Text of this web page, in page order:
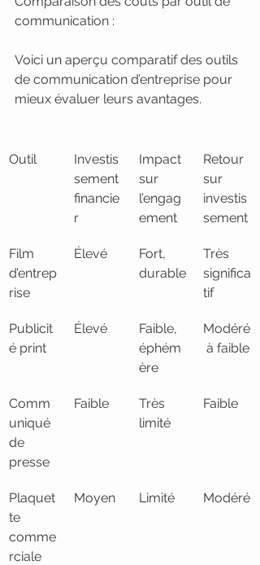
communication :
Voici un aperçu comparatif des outils
de communication d’entreprise pour
mieux évaluer leurs avantages.
Outil
Investis
sement
financie
r
Impact
sur
l’engag
ement
Retour
sur
investis
sement
Film
d’entrep
rise
Élevé
Fort,
durable
Très
significa
tif
Publicit
é print
Élevé
Faible,
éphém
ère
Modéré
à faible
Comm
uniqué
de
presse
Faible
Très
limité
Faible
Plaquet
te
comme
rciale
Moyen Limité Modéré